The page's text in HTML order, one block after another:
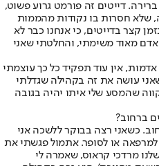
דייטים זה פורמט גרוע פשוט,
שלא חסרות בו נקודות מהממות
קצר בדייטים, כי אנחנו כבר לא
מאוד משימתי, והחלטתי שאני
אין עוד תפקיד כל כך עוצמתי
עושה את זה בקהילה שגדלתי
שהמסע שלי איתו יהיה בגובה
ברחוב?
כשאני רצה בבוקר ללשכה אני
או לסופר. אתמול פגשתי את
מרדכי קראוס, שאמרה לי